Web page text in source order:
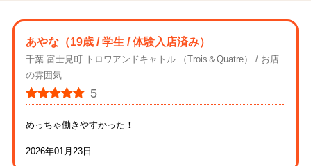
あやな （19歳 / 学生 / 体験入店済み）
千葉 富士見町 トロワアンドキャトル （Trois＆Quatre）
お店
の雰囲気
5
めっちゃ働きやすかった！
2026年01月23日